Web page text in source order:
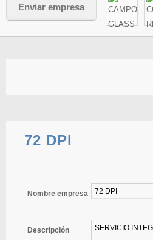
Enviar empresa
72 DPI
Nombre empresa
Descripción